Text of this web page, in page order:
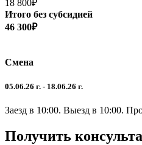
18 800₽
Итого без субсидией
46 300₽
Смена
05.06.26 г. - 18.06.26 г.
Заезд в 10:00. Выезд в 10:00.
Получить